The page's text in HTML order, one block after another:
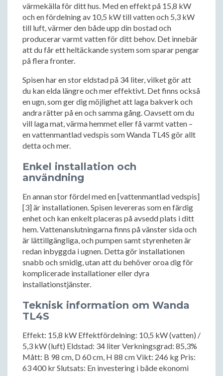
värmekälla för ditt hus. Med en effekt på 15,8 kW
och en fördelning av 10,5 kW till vatten och 5,3 kW
till luft, värmer den både upp din bostad och
producerar varmt vatten för ditt behov. Det innebär
att du får ett heltäckande system som sparar pengar
på flera fronter.
Spisen har en stor eldstad på 34 liter, vilket gör att
du kan elda längre och mer effektivt. Det finns också
en ugn, som ger dig möjlighet att laga bakverk och
andra rätter på en och samma gång. Oavsett om du
vill laga mat, värma hemmet eller få varmt vatten –
en vattenmantlad vedspis som Wanda TL4S gör allt
detta och mer.
Enkel installation och
användning
En annan stor fördel med en [vattenmantlad vedspis]
[3] är installationen. Spisen levereras som en färdig
enhet och kan enkelt placeras på avsedd plats i ditt
hem. Vattenanslutningarna finns på vänster sida och
är lättillgängliga, och pumpen samt styrenheten är
redan inbyggda i ugnen. Detta gör installationen
snabb och smidig, utan att du behöver oroa dig för
komplicerade installationer eller dyra
installationstjänster.
Teknisk information om Wanda
TL4S
Effekt: 15,8 kW Effektfördelning: 10,5 kW (vatten) /
5,3 kW (luft) Eldstad: 34 liter Verkningsgrad: 85,3%
Mått: B 98 cm, D 60 cm, H 88 cm Vikt: 246 kg Pris:
63 400 kr Slutsats: En investering i både ekonomi